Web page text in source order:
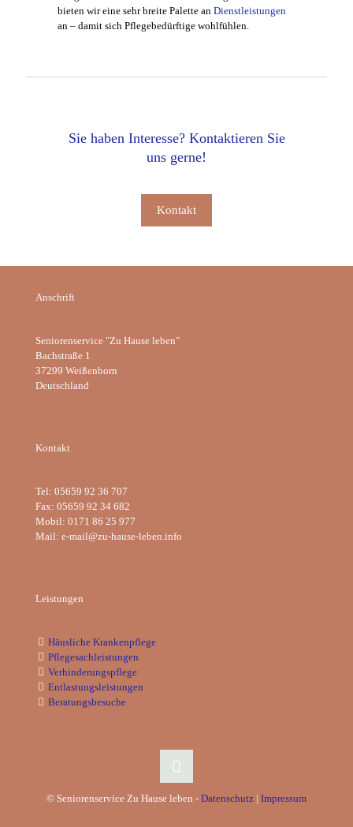
bieten wir eine sehr breite Palette an Dienstleistungen
an – damit sich Pflegebedürftige wohlfühlen.
Sie haben Interesse? Kontaktieren Sie
uns gerne!
Kontakt
Anschrift
Seniorenservice "Zu Hause leben"
Bachstraße 1
37299 Weißenborn
Deutschland
Kontakt
Tel: 05659 92 36 707
Fax: 05659 92 34 682
Mobil: 0171 86 25 977
Mail: e-mail@zu-hause-leben.info
Leistungen
Häusliche Krankenpflege
Pflegesachleistungen
Verhinderungspflege
Entlastungsleistungen
Beratungsbesuche
© Seniorenservice Zu Hause leben - Datenschutz | Impressum